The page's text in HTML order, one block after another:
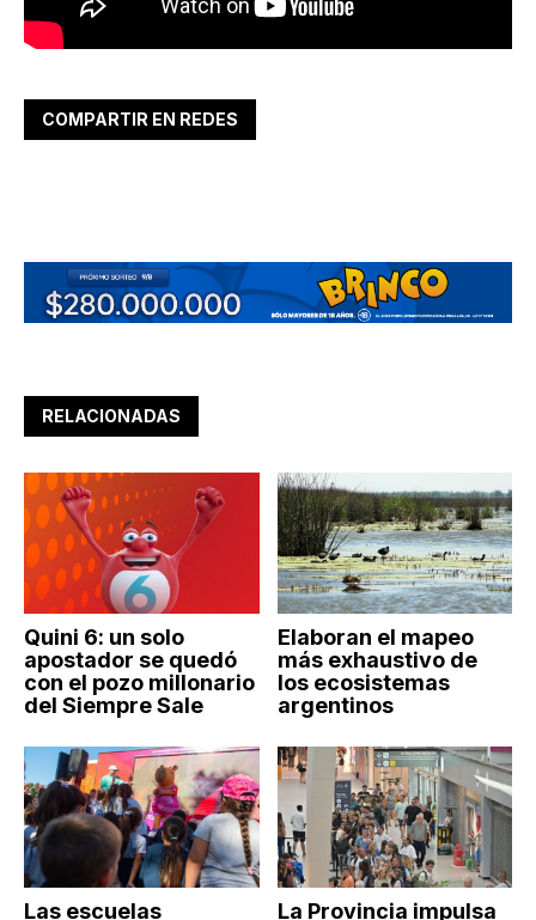
COMPARTIR EN REDES
RELACIONADAS
Quini 6: un solo
apostador se quedó
con el pozo millonario
del Siempre Sale
Elaboran el mapeo
más exhaustivo de
los ecosistemas
argentinos
Las escuelas La Provincia impulsa